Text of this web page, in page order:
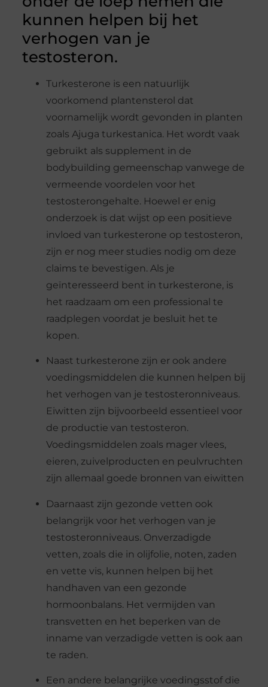
kunnen helpen bij het
verhogen van je
testosteron.
Turkesterone is een natuurlijk
voorkomend plantensterol dat
voornamelijk wordt gevonden in planten
zoals Ajuga turkestanica. Het wordt vaak
gebruikt als supplement in de
bodybuilding gemeenschap vanwege de
vermeende voordelen voor het
testosterongehalte. Hoewel er enig
onderzoek is dat wijst op een positieve
invloed van turkesterone op testosteron,
zijn er nog meer studies nodig om deze
claims te bevestigen. Als je
geïnteresseerd bent in turkesterone, is
het raadzaam om een professional te
raadplegen voordat je besluit het te
kopen.
Naast turkesterone zijn er ook andere
voedingsmiddelen die kunnen helpen bij
het verhogen van je testosteronniveaus.
Eiwitten zijn bijvoorbeeld essentieel voor
de productie van testosteron.
Voedingsmiddelen zoals mager vlees,
eieren, zuivelproducten en peulvruchten
zijn allemaal goede bronnen van eiwitten
Daarnaast zijn gezonde vetten ook
belangrijk voor het verhogen van je
testosteronniveaus. Onverzadigde
vetten, zoals die in olijfolie, noten, zaden
en vette vis, kunnen helpen bij het
handhaven van een gezonde
hormoonbalans. Het vermijden van
transvetten en het beperken van de
inname van verzadigde vetten is ook aan
te raden.
Een andere belangrijke voedingsstof die